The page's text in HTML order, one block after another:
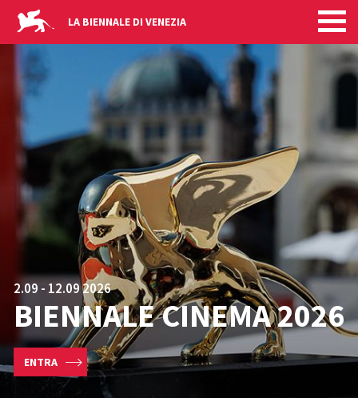
Salta al contenuto principale
LA BIENNALE DI VENEZIA
HOMEPAGE
2.09 - 12.09 2026
BIENNALE CINEMA 2026
ENTRA